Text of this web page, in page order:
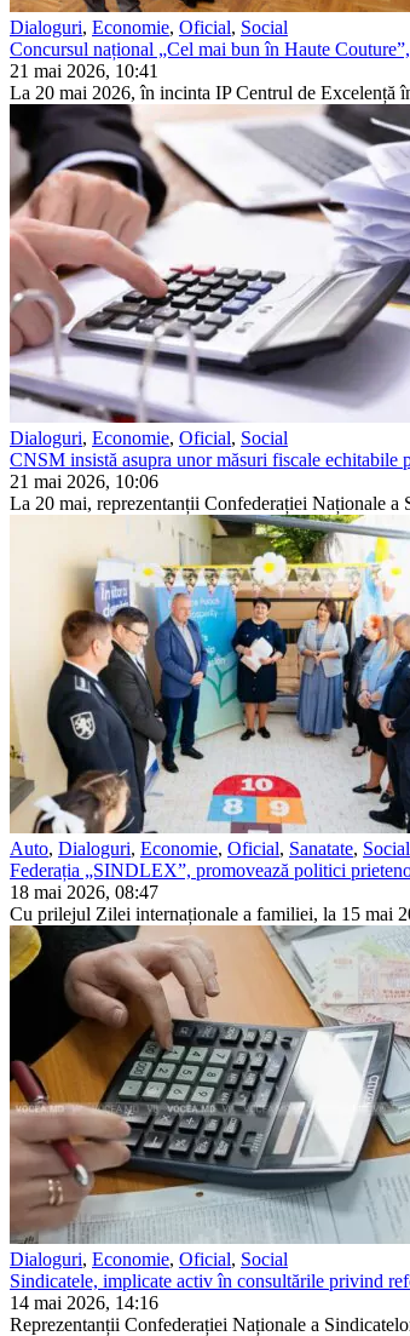
Dialoguri, Economie, Oficial, Social
Concursul național „Cel mai bun în Haute
21 mai 2026, 10:41
La 20 mai 2026, în incinta IP Centrul de Excelență
Dialoguri, Economie, Oficial, Social
CNSM insistă asupra unor măsuri fiscale echitabile
21 mai 2026, 10:06
La 20 mai, reprezentanții Confederației Naționale
Auto, Dialoguri, Economie, Oficial, Sanatate, Social
Federația „SINDLEX”, promovează politici
18 mai 2026, 08:47
Cu prilejul Zilei internaționale a familiei, la 15 mai
Dialoguri, Economie, Oficial, Social
Sindicatele, implicate activ în consultările privind
14 mai 2026, 14:16
Reprezentanții Confederației Naționale a